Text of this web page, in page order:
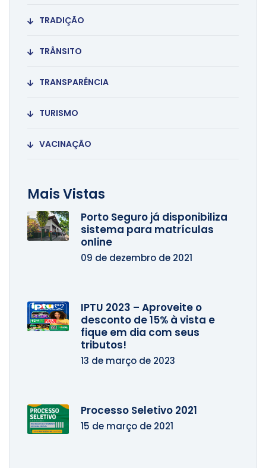
TRADIÇÃO
TRÂNSITO
TRANSPARÊNCIA
TURISMO
VACINAÇÃO
Mais Vistas
Porto Seguro já disponibiliza
sistema para matrículas
online
09 de dezembro de 2021
IPTU 2023 – Aproveite o
desconto de 15% à vista e
fique em dia com seus
tributos!
13 de março de 2023
Processo Seletivo 2021
15 de março de 2021